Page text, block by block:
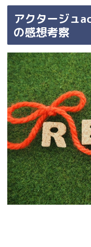
アクタージュ
の感想考察